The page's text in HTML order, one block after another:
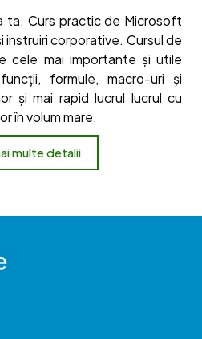
ta. Curs practic de Microsoft
instruiri corporative. Cursul de
cele mai importante și utile
formule, macro-uri și
și mai rapid lucrul lucrul cu
în volum mare.
multe detalii